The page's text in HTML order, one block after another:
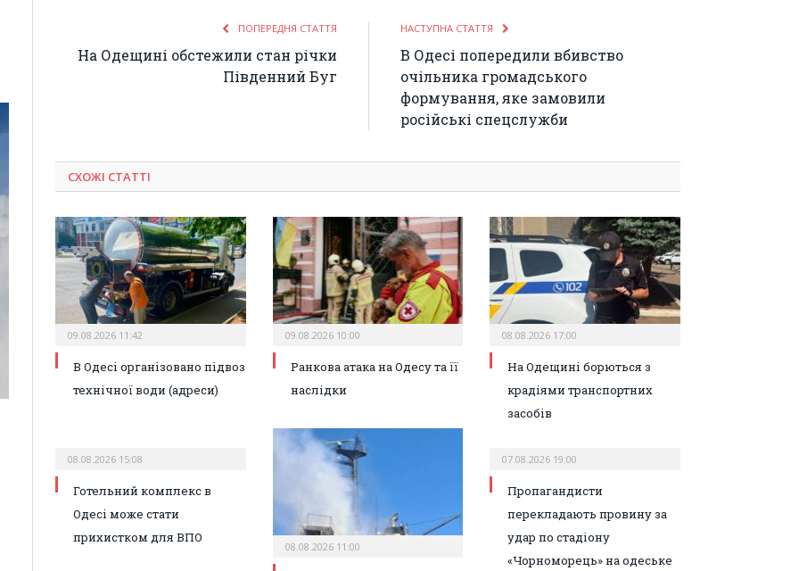
ПОПЕРЕДНЯ СТАТТЯ
На Одещині обстежили стан річки
Південний Буг
НАСТУПНА СТАТТЯ
В Одесі попередили вбивство
очільника громадського
формування, яке замовили
російські спецслужби
СХОЖІ СТАТТІ
09.08.2026 11:42
В Одесі організовано підвоз
технічної води (адреси)
09.08.2026 10:00
Ранкова атака на Одесу та її
наслідки
08.08.2026 17:00
На Одещині борються з
крадіями транспортних
засобів
08.08.2026 15:08
Готельний комплекс в
Одесі може стати
прихистком для ВПО
08.08.2026 11:00
07.08.2026 19:00
Пропагандисти
перекладають провину за
удар по стадіону
«Чорноморець» на одеське